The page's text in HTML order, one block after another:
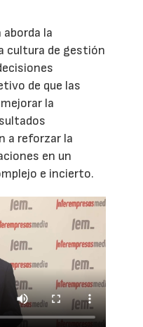
la
cultura de gestión
de que las
la
a reforzar la
en un
e incierto.